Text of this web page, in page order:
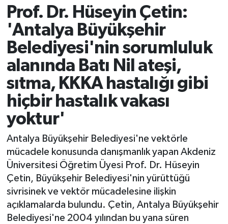
Prof. Dr. Hüseyin Çetin:
'Antalya Büyükşehir
Belediyesi'nin sorumluluk
alanında Batı Nil ateşi,
sıtma, KKKA hastalığı gibi
hiçbir hastalık vakası
yoktur'
Antalya Büyükşehir Belediyesi'ne vektörle
mücadele konusunda danışmanlık yapan Akdeniz
Üniversitesi Öğretim Üyesi Prof. Dr. Hüseyin
Çetin, Büyükşehir Belediyesi'nin yürüttüğü
sivrisinek ve vektör mücadelesine ilişkin
açıklamalarda bulundu. Çetin, Antalya Büyükşehir
Belediyesi'ne 2004 yılından bu yana süren
Rize Jandarma Komutanlığı
Bilim Teknoloji
Advertising news
Canlı Maç
ÇEVRE
Dış Haberler
Dünya
EĞİTİM
Süper Lig Puan Durumu ve Fikstür
Tüm Manşetler
Son Dakika Haberleri
Haber Arşivi